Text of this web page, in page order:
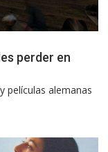
perder en
películas alemanas